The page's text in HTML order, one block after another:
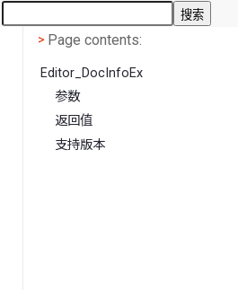
搜索
< Page contents
> Page contents:
Editor_DocInfoEx
参数
返回值
支持版本